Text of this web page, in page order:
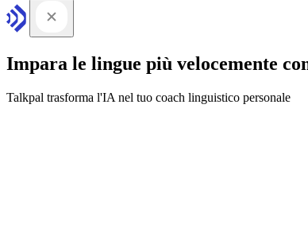
Impara le lingue più velocemente
Talkpal trasforma l'IA nel tuo coach linguistico personale